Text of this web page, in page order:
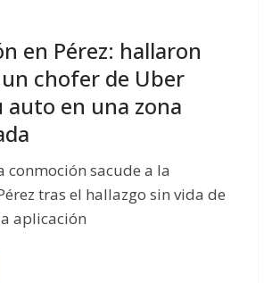
en Pérez: hallaron
chofer de Uber
auto en una zona
conmoción sacude a la
tras el hallazgo sin vida de
aplicación